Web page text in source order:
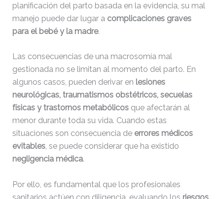
planificación del parto basada en la evidencia, su mal
manejo puede dar lugar a complicaciones graves
para el bebé y la madre.
Las consecuencias de una macrosomía mal
gestionada no se limitan al momento del parto. En
algunos casos, pueden derivar en lesiones
neurológicas, traumatismos obstétricos, secuelas
físicas y trastornos metabólicosque afectarán al
menor durante toda su vida. Cuando estas
situaciones son consecuencia de errores médicos
evitables, se puede considerar que ha existido
negligencia médica.
Por ello, es fundamental que los profesionales